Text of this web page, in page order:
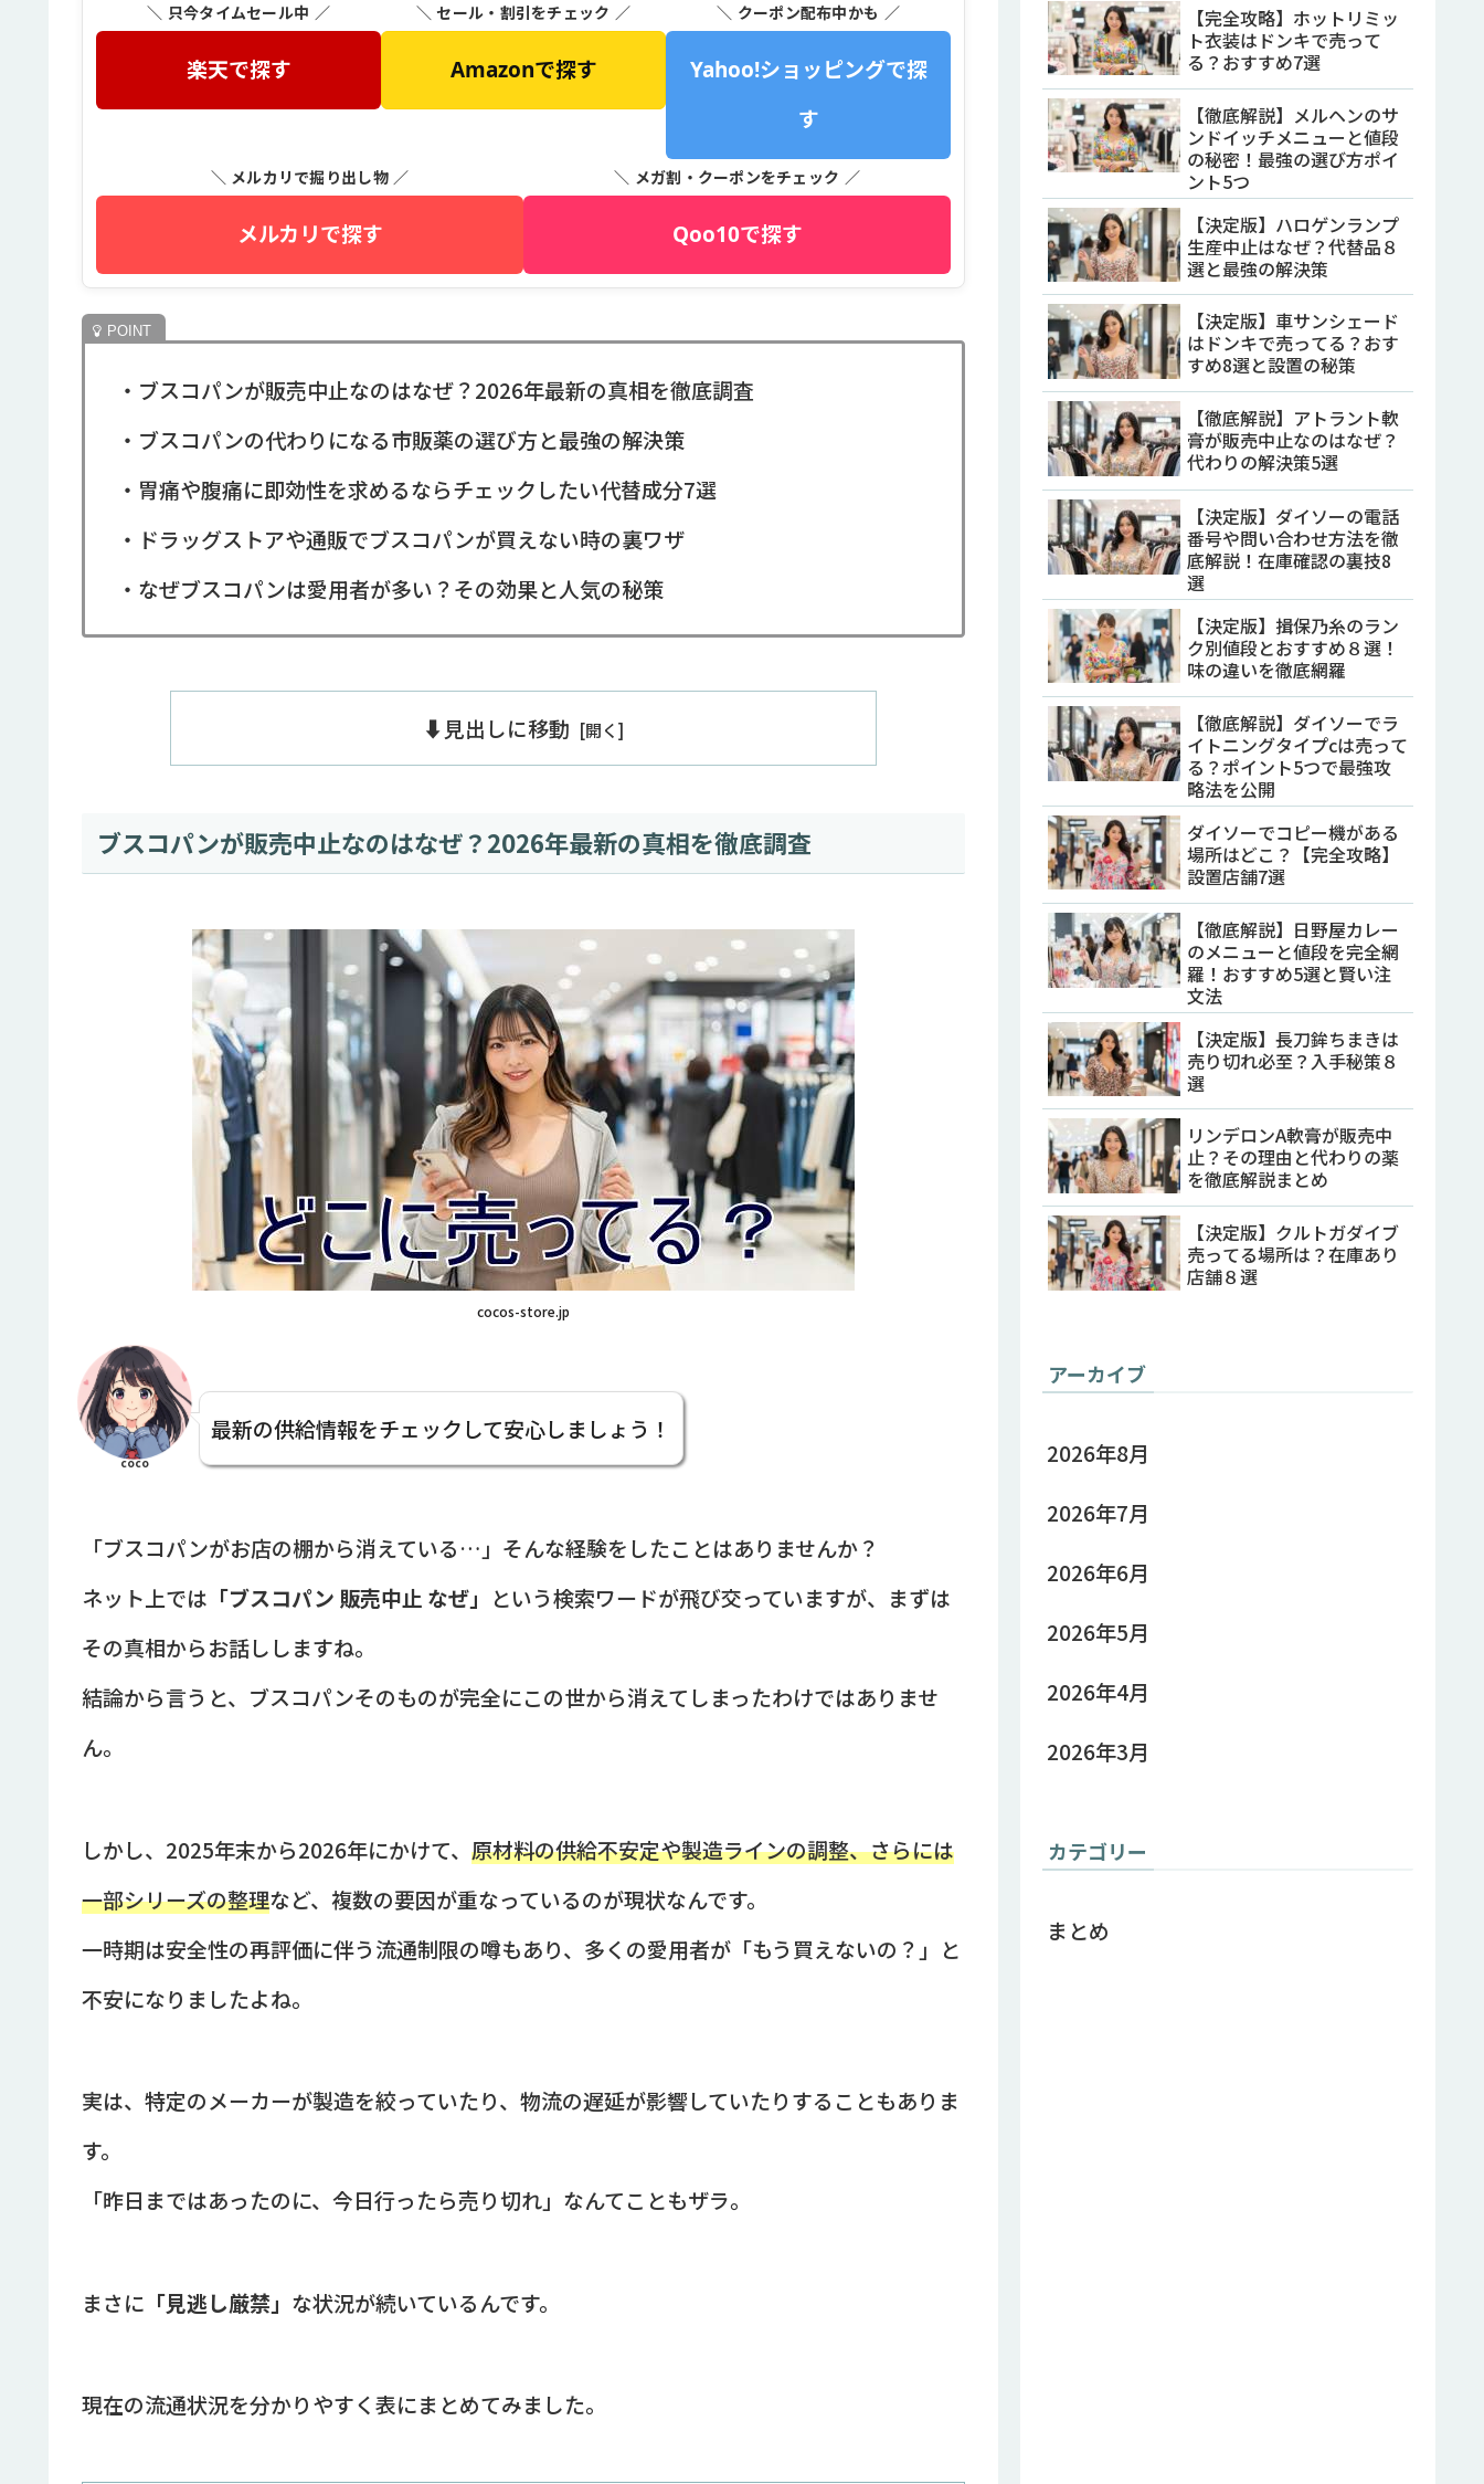
＼ 只今タイムセール中 ／
楽天で探す
＼ セール・割引をチェック ／
Amazonで探す
＼ クーポン配布中かも ／
Yahoo!ショッピングで探
す
＼ メルカリで掘り出し物 ／
メルカリで探す
＼ メガ割・クーポンをチェック ／
Qoo10で探す
・ブスコパンが販売中止なのはなぜ？2026年最新の真相を徹底調査
・ブスコパンの代わりになる市販薬の選び方と最強の解決策
・胃痛や腹痛に即効性を求めるならチェックしたい代替成分7選
・ドラッグストアや通販でブスコパンが買えない時の裏ワザ
・なぜブスコパンは愛用者が多い？その効果と人気の秘策
⬇️見出しに移動
ブスコパンが販売中止なのはなぜ？2026年最新の真相を徹底調査
cocos-store.jp
coco
最新の供給情報をチェックして安心しましょう！
「ブスコパンがお店の棚から消えている…」そんな経験をしたことはありませんか？
ネット上では 「ブスコパン 販売中止 なぜ」 という検索ワードが飛び交っていますが、まずは
その真相からお話ししますね。
結論から言うと、ブスコパンそのものが完全にこの世から消えてしまったわけではありませ
ん。
しかし、2025年末から2026年にかけて、 原材料の供給不安定や製造ラインの調整、さらには
一部シリーズの整理など、複数の要因が重なっているのが現状なんです。
一時期は安全性の再評価に伴う流通制限の噂もあり、多くの愛用者が「もう買えないの？」と
不安になりましたよね。
実は、特定のメーカーが製造を絞っていたり、物流の遅延が影響していたりすることもありま
す。
「昨日まではあったのに、今日行ったら売り切れ」なんてこともザラ。
まさに 「見逃し厳禁」 な状況が続いているんです。
現在の流通状況を分かりやすく表にまとめてみました。
【完全攻略】ホットリミッ
ト衣装はドンキで売って
る？おすすめ7選
【徹底解説】メルヘンのサ
ンドイッチメニューと値段
の秘密！最強の選び方ポイ
ント5つ
【決定版】ハロゲンランプ
生産中止はなぜ？代替品８
選と最強の解決策
【決定版】車サンシェード
はドンキで売ってる？おす
すめ8選と設置の秘策
【徹底解説】アトラント軟
膏が販売中止なのはなぜ？
代わりの解決策5選
【決定版】ダイソーの電話
番号や問い合わせ方法を徹
底解説！在庫確認の裏技8
選
【決定版】揖保乃糸のラン
ク別値段とおすすめ８選！
味の違いを徹底網羅
【徹底解説】ダイソーでラ
イトニングタイプcは売って
る？ポイント5つで最強攻
略法を公開
ダイソーでコピー機がある
場所はどこ？【完全攻略】
設置店舗7選
【徹底解説】日野屋カレー
のメニューと値段を完全網
羅！おすすめ5選と賢い注
文法
【決定版】長刀鉾ちまきは
売り切れ必至？入手秘策８
選
リンデロンA軟膏が販売中
止？その理由と代わりの薬
を徹底解説まとめ
【決定版】クルトガダイブ
売ってる場所は？在庫あり
店舗８選
アーカイブ
2026年8月
2026年7月
2026年6月
2026年5月
2026年4月
2026年3月
カテゴリー
まとめ